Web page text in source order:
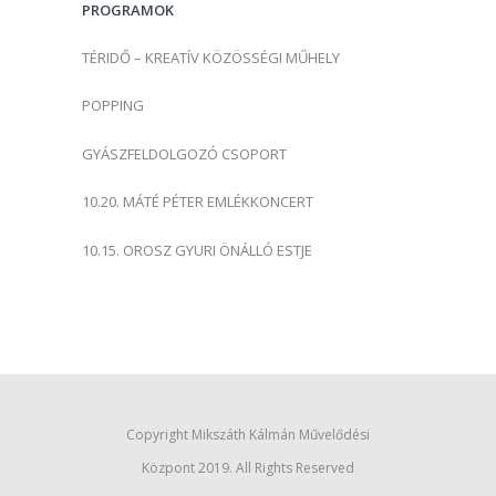
:PROGRAMOK
TÉRIDŐ – KREATÍV KÖZÖSSÉGI MŰHELY
POPPING
GYÁSZFELDOLGOZÓ CSOPORT
10.20. MÁTÉ PÉTER EMLÉKKONCERT
10.15. OROSZ GYURI ÖNÁLLÓ ESTJE
Copyright Mikszáth Kálmán Művelődési
Központ 2019. All Rights Reserved